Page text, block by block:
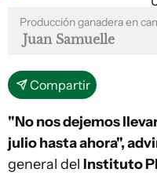
Producción ganadera en
Juan Samuelle
Compartir
"No nos dejemos
julio hasta ahora",
general del Instituto